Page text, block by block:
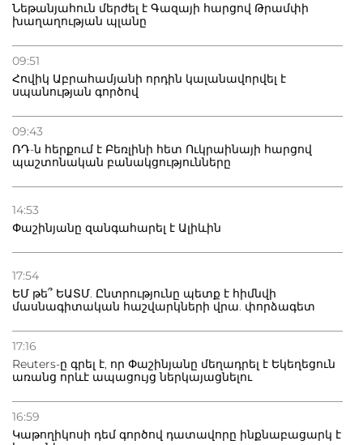
Նեթանյահուն մերժել է Գազայի հարցով Թրամփի
խաղաղության պլանը
09:51
Հովիկ Աբրահամյանի որդին կալանավորվել է
սպանության գործով
09:43
ՌԴ-ն հերքում է Բեռլինի հետ Ուկրաինայի հարցով
պաշտոնական բանակցությունները
14:53
Փաշինյանը զանգահարել է Ալիևին
17:54
ԵՄ թե՞ ԵԱՏՄ. Ընտրությունը պետք է հիմնվի
մասնագիտական հաշվարկների վրա. փորձագետ
17:16
Reuters-ը գրել է, որ Փաշինյանը մեղադրել է Եկեղեցուն
առանց որևէ ապացույց ներկայացնելու
16:59
Կաթողիկոսի դեմ գործով դատավորը ինքնաբացարկ է